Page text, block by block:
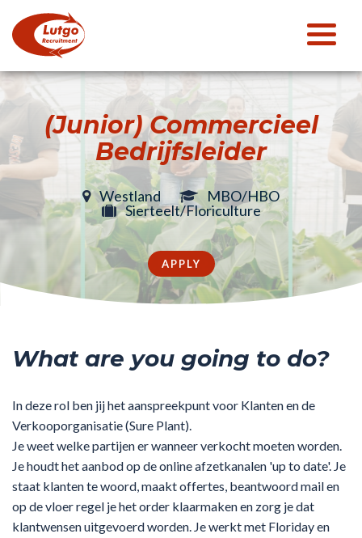
(Junior) Commercieel
Bedrijfsleider
Westland
MBO/HBO
Sierteelt/Floriculture
APPLY
What are you going to do?
In deze rol ben jij het aanspreekpunt voor Klanten en de
Verkooporganisatie (Sure Plant).
Je weet welke partijen er wanneer verkocht moeten worden.
Je houdt het aanbod op de online afzetkanalen 'up to date'. Je
staat klanten te woord, maakt offertes, beantwoord mail en
op de vloer regel je het order klaarmaken en zorg je dat
klantwensen uitgevoerd worden. Je werkt met Floriday en